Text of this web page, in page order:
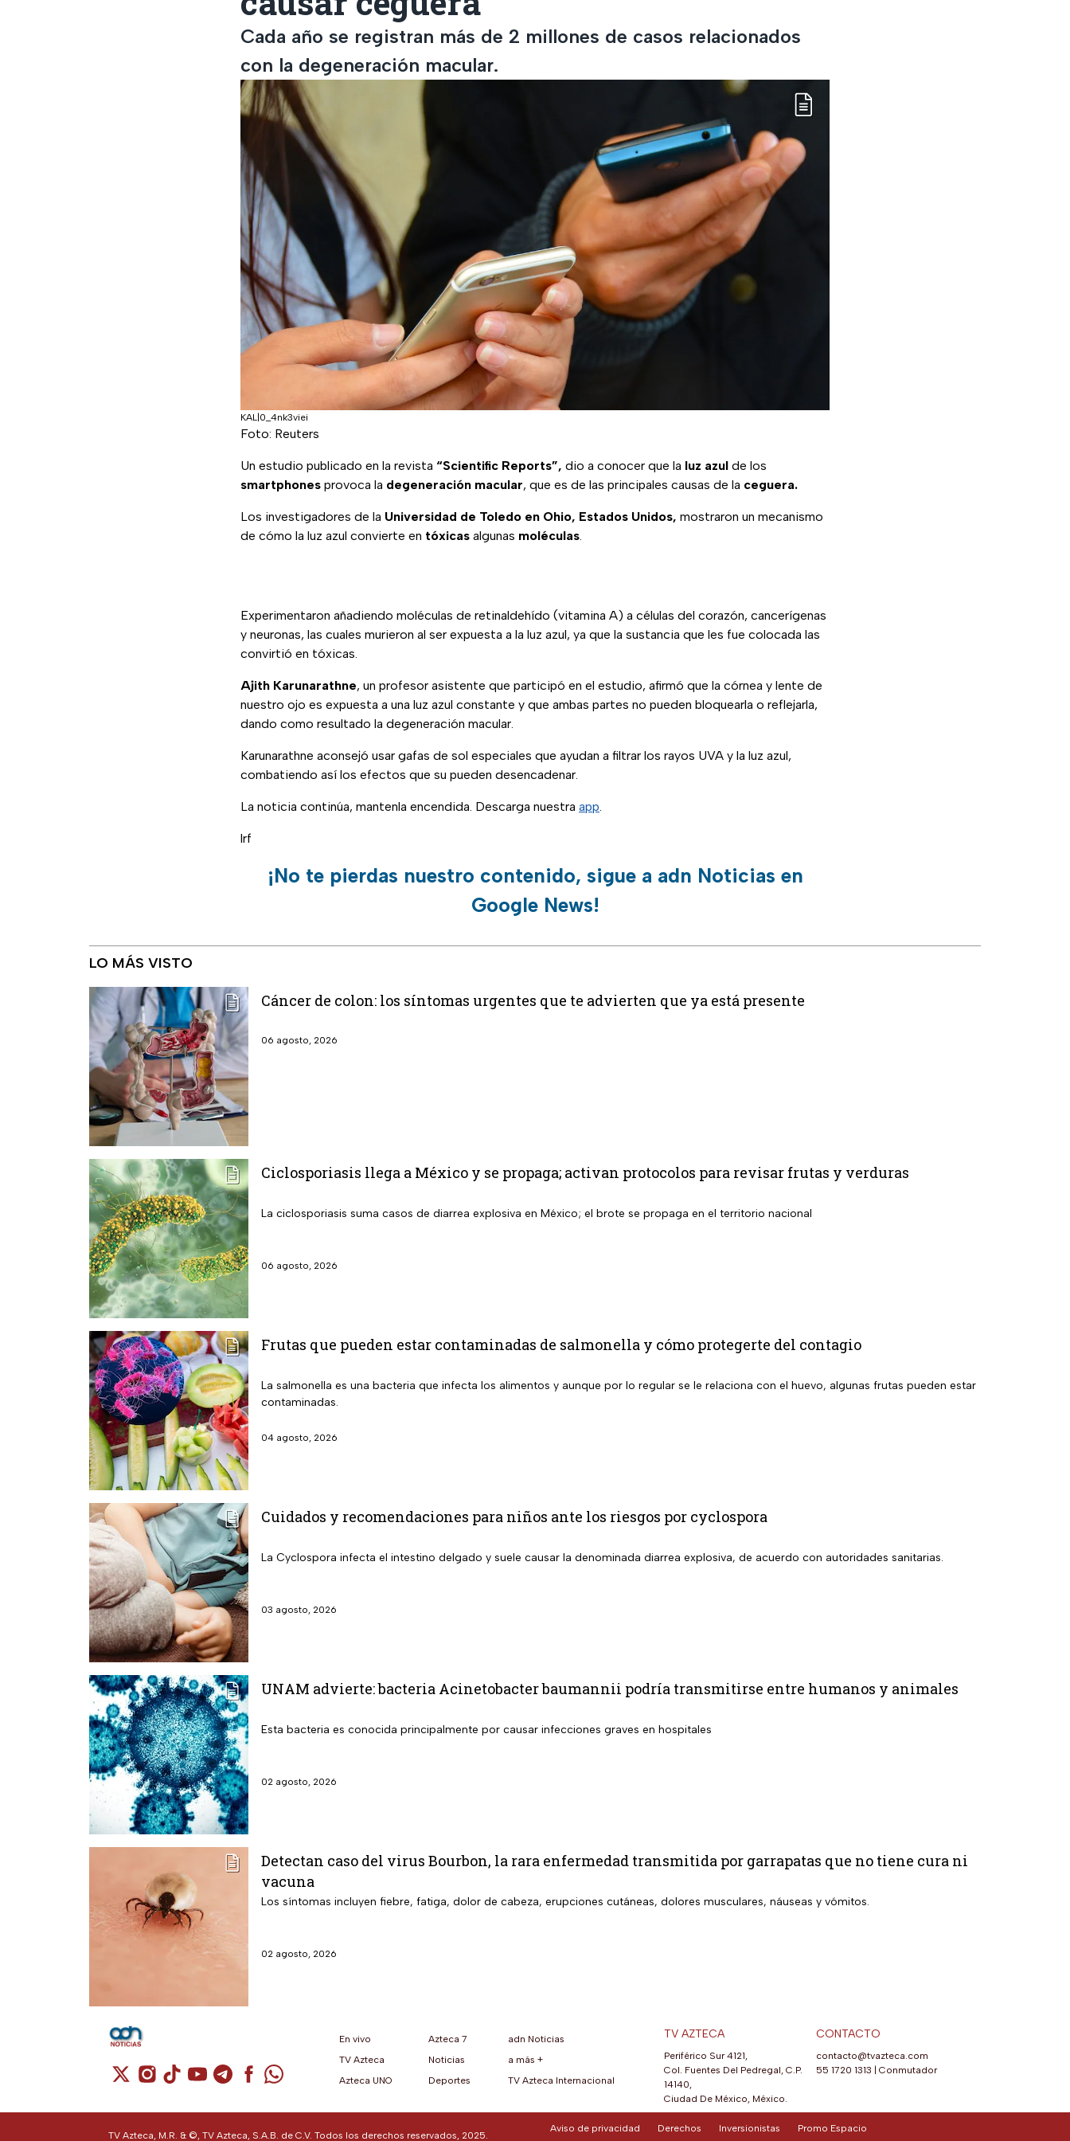
Cada año se registran más de 2 millones de casos relacionados
con la degeneración macular.
KAL|0_4nk3viei
Foto: Reuters
Un estudio publicado en la revista “Scientific Reports”, dio a conocer que la luz azul de los
smartphones provoca la degeneración macular, que es de las principales causas de la ceguera.
Los investigadores de la Universidad de Toledo en Ohio, Estados Unidos, mostraron un mecanismo
de cómo la luz azul convierte en tóxicas algunas moléculas.
Experimentaron añadiendo moléculas de retinaldehído (vitamina A) a células del corazón, cancerígenas
y neuronas, las cuales murieron al ser expuesta a la luz azul, ya que la sustancia que les fue colocada las
convirtió en tóxicas.
Ajith Karunarathne, un profesor asistente que participó en el estudio, afirmó que la córnea y lente de
nuestro ojo es expuesta a una luz azul constante y que ambas partes no pueden bloquearla o reflejarla,
dando como resultado la degeneración macular.
Karunarathne aconsejó usar gafas de sol especiales que ayudan a filtrar los rayos UVA y la luz azul,
combatiendo así los efectos que su pueden desencadenar.
La noticia continúa, mantenla encendida. Descarga nuestra app.
lrf
¡No te pierdas nuestro contenido, sigue a adn Noticias en
Google News!
LO MÁS VISTO
Cáncer de colon: los síntomas urgentes que te advierten que ya está presente
06 agosto, 2026
Ciclosporiasis llega a México y se propaga; activan protocolos para revisar frutas y verduras
La ciclosporiasis suma casos de diarrea explosiva en México; el brote se propaga en el territorio nacional
06 agosto, 2026
Frutas que pueden estar contaminadas de salmonella y cómo protegerte del contagio
La salmonella es una bacteria que infecta los alimentos y aunque por lo regular se le relaciona con el huevo, algunas frutas pueden estar
contaminadas.
04 agosto, 2026
Cuidados y recomendaciones para niños ante los riesgos por cyclospora
La Cyclospora infecta el intestino delgado y suele causar la denominada diarrea explosiva, de acuerdo con autoridades sanitarias.
03 agosto, 2026
UNAM advierte: bacteria Acinetobacter baumannii podría transmitirse entre humanos y animales
Esta bacteria es conocida principalmente por causar infecciones graves en hospitales
02 agosto, 2026
Detectan caso del virus Bourbon, la rara enfermedad transmitida por garrapatas que no tiene cura ni
vacuna
Los síntomas incluyen fiebre, fatiga, dolor de cabeza, erupciones cutáneas, dolores musculares, náuseas y vómitos.
02 agosto, 2026
Cuenta de X / Twitter (se abre en una nueva pestaña)
Cuenta de Instagram (se abre en una nueva pestaña)
Cuenta de TikTok (se abre en una nueva pestaña)
Cuenta de YouTube (se abre en una nueva pestaña)
Cuenta de Telegram (se abre en una nueva pestaña)
Cuenta de Facebook (se abre en una nueva pestaña)
Cuenta de WhatsApp (se abre en una nueva pestaña)
En vivo
TV Azteca
Azteca UNO
Azteca 7
Noticias
Deportes
adn Noticias
a más +
TV Azteca Internacional
TV AZTECA
Periférico Sur 4121,
Col. Fuentes Del Pedregal, C.P.
14140,
Ciudad De México, México.
CONTACTO
contacto@tvazteca.com
55 1720 1313
Conmutador
TV Azteca, M.R. & ©, TV Azteca, S.A.B. de C.V. Todos los derechos reservados, 2025.
Aviso de privacidad Derechos Inversionistas Promo Espacio